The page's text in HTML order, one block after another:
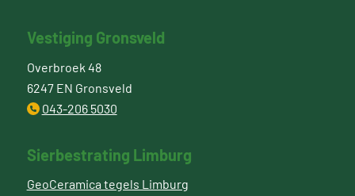
Vestiging Gronsveld
Overbroek 48
6247 EN Gronsveld
043-206 5030
Sierbestrating Limburg
GeoCeramica tegels Limburg